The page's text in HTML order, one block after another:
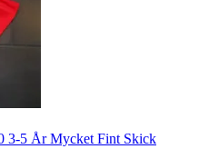
3-5 År Mycket Fint Skick